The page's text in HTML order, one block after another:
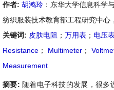
作者: 胡鸿玲 ：东华大学信息科学
纺织服装技术教育部工程研究中心
关键词: 皮肤电阻 ； 万用表 ； 电压
Resistance ； Multimeter ；
Measurement
摘要: 随着电子科技的发展，很多